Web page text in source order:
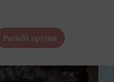
Parādīt opcijas